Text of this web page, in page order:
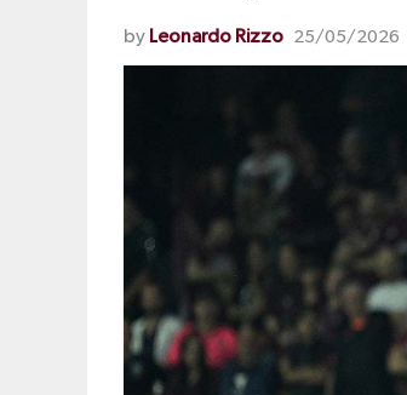
by Leonardo Rizzo 25/05/2026